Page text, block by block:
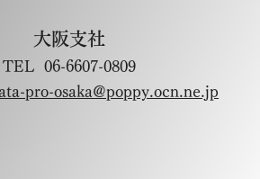
大阪支社
TEL 06-6607-0809
pro-osaka@poppy.ocn.ne.jp